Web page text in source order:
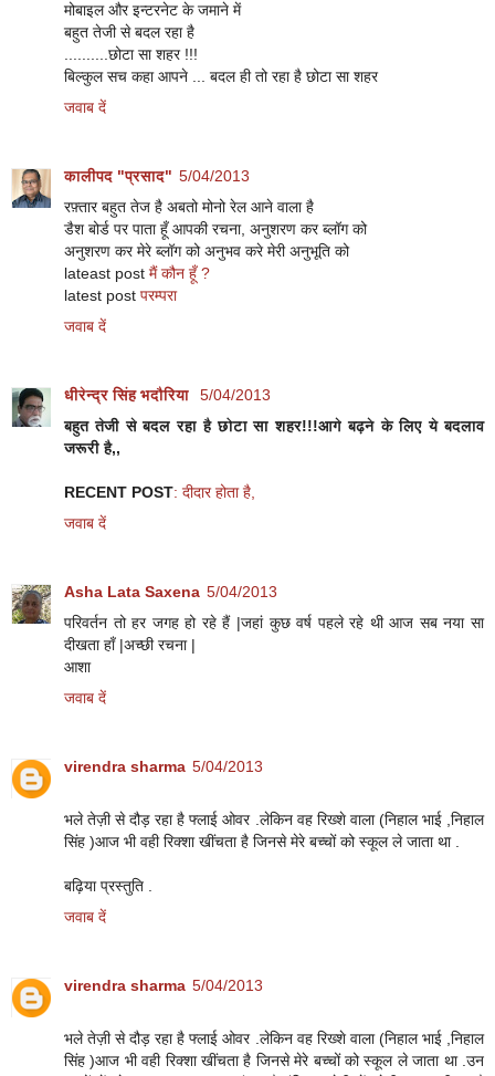
मोबाइल और इन्टरनेट के जमाने में
बहुत तेजी से बदल रहा है
..........छोटा सा शहर !!!
बिल्‍कुल सच कहा आपने ... बदल ही तो रहा है छोटा सा शहर
जवाब दें
कालीपद "प्रसाद" 5/04/2013
रफ़्तार बहुत तेज है अबतो मोनो रेल आने वाला है
डैश बोर्ड पर पाता हूँ आपकी रचना, अनुशरण कर ब्लॉग को
अनुशरण कर मेरे ब्लॉग को अनुभव करे मेरी अनुभूति को
lateast post मैं कौन हूँ ?
latest post परम्परा
जवाब दें
धीरेन्द्र सिंह भदौरिया
5/04/2013
बहुत तेजी से बदल रहा है छोटा सा शहर!!!आगे बढ़ने के लिए ये बदलाव
जरूरी है,,
RECENT POST: दीदार होता है,
जवाब दें
Asha Lata Saxena 5/04/2013
परिवर्तन तो हर जगह हो रहे हैं |जहां कुछ वर्ष पहले रहे थी आज सब नया सा
दीखता हाँ |अच्छी रचना |
आशा
जवाब दें
virendra sharma 5/04/2013
भले तेज़ी से दौड़ रहा है फ्लाई ओवर .लेकिन वह रिख्शे वाला (निहाल भाई ,निहाल
सिंह )आज भी वही रिक्शा खींचता है जिनसे मेरे बच्चों को स्कूल ले जाता था .
बढ़िया प्रस्तुति .
जवाब दें
virendra sharma 5/04/2013
भले तेज़ी से दौड़ रहा है फ्लाई ओवर .लेकिन वह रिख्शे वाला (निहाल भाई ,निहाल
सिंह )आज भी वही रिक्शा खींचता है जिनसे मेरे बच्चों को स्कूल ले जाता था .उन